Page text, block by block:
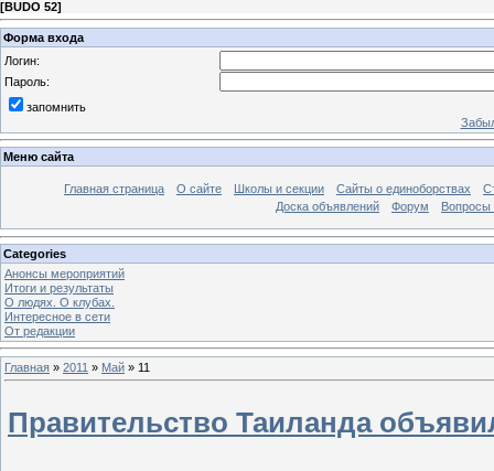
[BUDO 52]
Форма входа
Логин:
Пароль:
запомнить
Меню сайта
Главная страница О сайте Школы и секции Сайты о единоборствах
Доска объявлений
Форум Вопросы
Categories
Анонсы мероприятий
Итоги и результаты
О людях. О клубах.
Интересное в сети
От редакции
Главная » 2011 » Май » 11
Правительство Таиланда